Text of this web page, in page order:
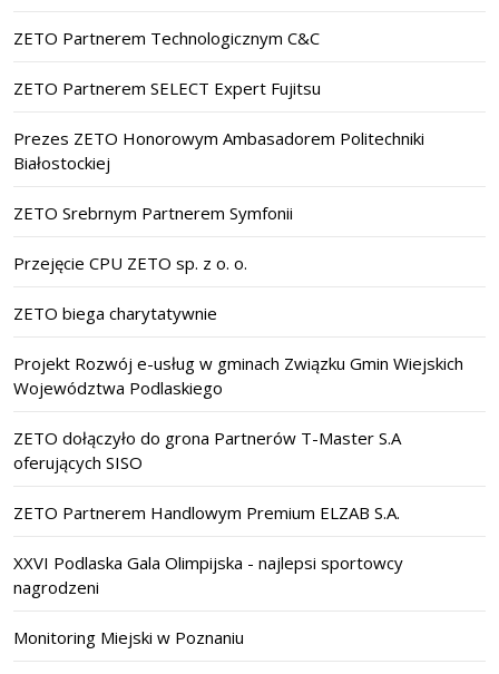
ZETO Partnerem Technologicznym C&C
ZETO Partnerem SELECT Expert Fujitsu
Prezes ZETO Honorowym Ambasadorem Politechniki
Białostockiej
ZETO Srebrnym Partnerem Symfonii
Przejęcie CPU ZETO sp. z o. o.
ZETO biega charytatywnie
Projekt Rozwój e-usług w gminach Związku Gmin Wiejskich
Województwa Podlaskiego
ZETO dołączyło do grona Partnerów T-Master S.A
oferujących SISO
ZETO Partnerem Handlowym Premium ELZAB S.A.
XXVI Podlaska Gala Olimpijska - najlepsi sportowcy
nagrodzeni
Monitoring Miejski w Poznaniu